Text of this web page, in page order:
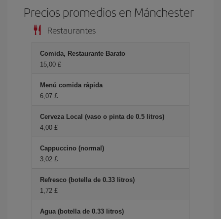
Precios promedios en Mánchester
Restaurantes
Comida, Restaurante Barato
15,00 £
Menú comida rápida
6,07 £
Cerveza Local (vaso o pinta de 0.5 litros)
4,00 £
Cappuccino (normal)
3,02 £
Refresco (botella de 0.33 litros)
1,72 £
Agua (botella de 0.33 litros)